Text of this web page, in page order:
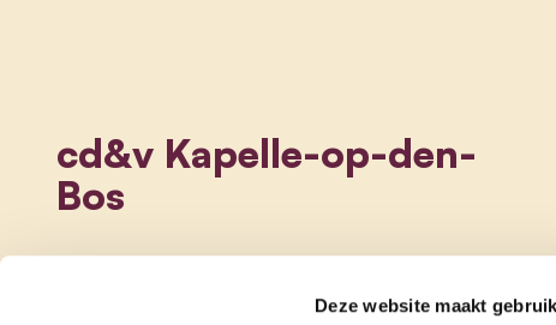
Deze website maakt
cd&v Kapelle-op-den-
Bos